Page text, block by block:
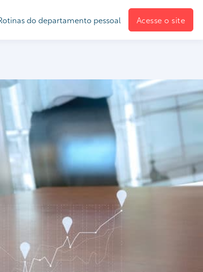
do departamento pessoal Acesse o site